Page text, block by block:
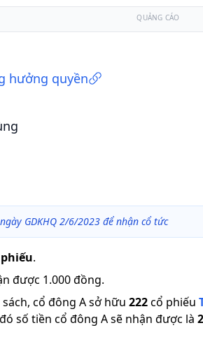
QUẢNG CÁO
hưởng quyền
GDKHQ 2/6/2023 để nhận cổ tức
.
được 1.000 đồng.
cổ đông A sở hữu 222cổ phiếu
số tiền cổ đông A sẽ nhận được là